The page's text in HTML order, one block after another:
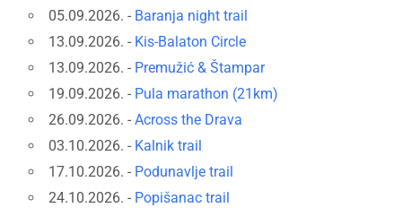
05.09.2026. - Baranja night trail
13.09.2026. - Kis-Balaton Circle
13.09.2026. - Premužić & Štampar
19.09.2026. - Pula marathon (21km)
26.09.2026. - Across the Drava
03.10.2026. - Kalnik trail
17.10.2026. - Podunavlje trail
24.10.2026. - Popišanac trail